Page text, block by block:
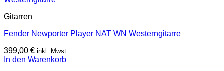
Gitarren
Fender Newporter Player NAT WN Westerngitarre
399,00 € inkl. Mwst
In den Warenkorb